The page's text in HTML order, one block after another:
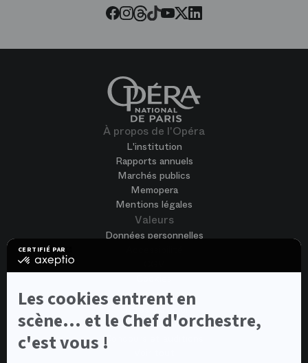
CERTIFIÉ PAR
certifié
En
plus
Axeptio
Les cookies entrent en
scène... et le Chef d'orchestre,
c'est vous !
Facebook
Instagram
Threads
Tiktok
Youtube
Twitter
LinkedIn
À propos de l'Opéra
L'institution
Rapports annuels
Marchés publics
Memopera
Mentions légales
Valeurs
Données personnelles
Nous rejoindre
Offres d'emploi
Candidature spontanée
Concours et auditions